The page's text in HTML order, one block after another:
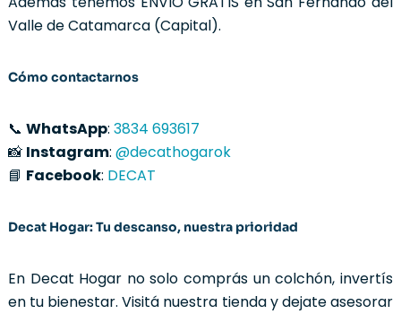
Valle de Catamarca (Capital).
Cómo contactarnos
📞WhatsApp:3834 693617
📸 Instagram:@decathogarok
📘 Facebook: DECAT
Decat Hogar: Tu descanso, nuestra prioridad
En Decat Hogar no solo comprás un colchón, invertís
en tu bienestar. Visitá nuestra tienda y dejate asesorar